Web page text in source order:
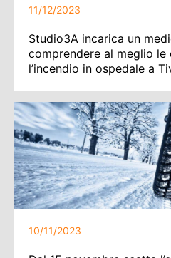
11/12/2023
Studio3A incarica un
comprendere al meglio le
l’incendio in ospedale a
10/11/2023